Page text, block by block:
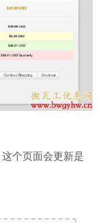
个页面会更新是